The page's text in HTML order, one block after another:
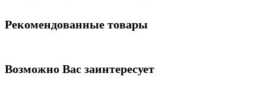
Рекомендованные товары
Возможно Вас заинтересует